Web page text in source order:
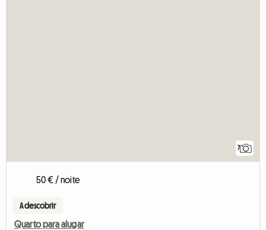
7
50 € / noite
A descobrir
Quarto para alugar